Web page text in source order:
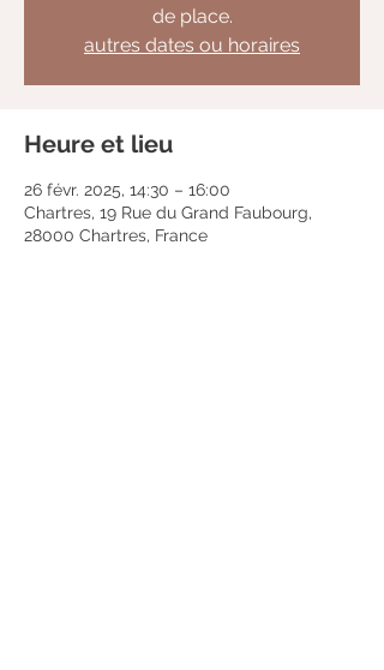
de place.
autres dates ou horaires
Heure et lieu
26 févr. 2025, 14:30 – 16:00
Chartres, 19 Rue du Grand Faubourg,
28000 Chartres, France